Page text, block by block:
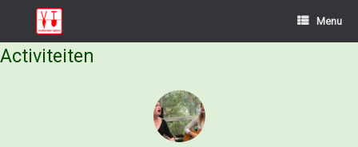
inhoud
Menu
Activiteiten